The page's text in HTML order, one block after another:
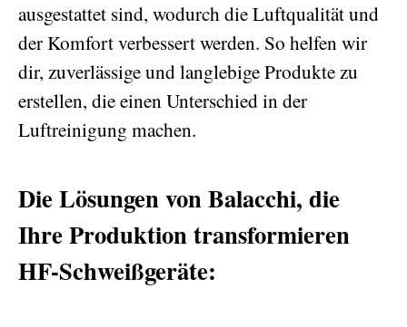
ausgestattet sind, wodurch die Luftqualität und
der Komfort verbessert werden. So helfen wir
dir, zuverlässige und langlebige Produkte zu
erstellen, die einen Unterschied in der
Luftreinigung machen.
Die Lösungen von Balacchi, die
Ihre Produktion transformieren
HF-Schweißgeräte: